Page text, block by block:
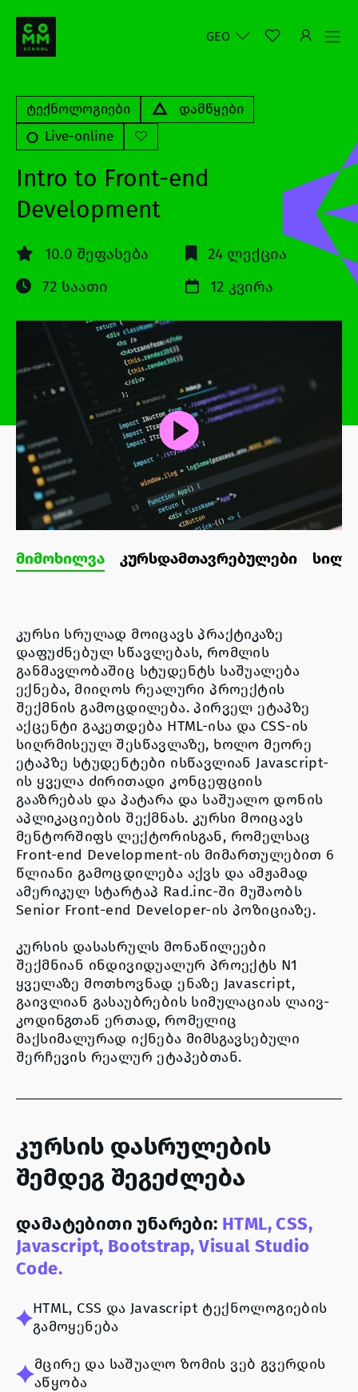
GEO
ტექნოლოგიები
დამწყები
Live-online
Intro to Front-end
Development
10.0 შეფასება
24 ლექცია
72 საათი
12 კვირა
მიმოხილვა კურსდამთავრებულები
კურსი სრულად მოიცავს პრაქტიკაზე
დაფუძნებულ სწავლებას, რომლის
განმავლობაშიც სტუდენტს საშუალება
ექნება, მიიღოს რეალური პროექტის
შექმნის გამოცდილება. პირველ ეტაპზე
აქცენტი გაკეთდება HTML-ისა და CSS-ის
სიღრმისეულ შესწავლაზე, ხოლო მეორე
ეტაპზე სტუდენტები ისწავლიან Javascript-
ის ყველა ძირითადი კონცეფციის
გააზრებას და პატარა და საშუალო დონის
აპლიკაციების შექმნას. კურსი მოიცავს
მენტორშიფს ლექტორისგან, რომელსაც
Front-end Development-ის მიმართულებით 6
წლიანი გამოცდილება აქვს და ამჟამად
ამერიკულ სტარტაპ Rad.inc-ში მუშაობს
Senior Front-end Developer-ის პოზიციაზე.
კურსის დასასრულს მონაწილეები
შექმნიან ინდივიდუალურ პროექტს N1
ყველაზე მოთხოვნად ენაზე Javascript,
გაივლიან გასაუბრების სიმულაციას ლაივ-
კოდინგთან ერთად, რომელიც
მაქსიმალურად იქნება მიმსგავსებული
შერჩევის რეალურ ეტაპებთან.
კურსის დასრულების
შემდეგ შეგეძლება
დამატებითი უნარები: HTML, CSS,
Javascript, Bootstrap, Visual Studio
Code.
HTML, CSS და Javascript ტექნოლოგიების
გამოყენება
მცირე და საშუალო ზომის ვებ გვერდის
აწყობა